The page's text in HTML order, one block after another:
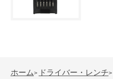
ホーム> ドライバー・レンチ>